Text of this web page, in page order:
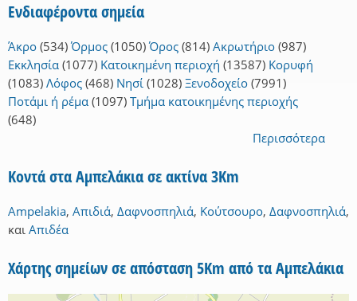
Ενδιαφέροντα σημεία
Άκρο (534) Όρμος (1050) Όρος (814) Ακρωτήριο (987)
Εκκλησία (1077) Κατοικημένη περιοχή (13587) Κορυφή
(1083) Λόφος (468) Νησί (1028) Ξενοδοχείο (7991)
Ποτάμι ή ρέμα (1097) Τμήμα κατοικημένης περιοχής
(648)
Περισσότερα
Κοντά στα Αμπελάκια σε ακτίνα 3Km
Ampelakia, Απιδιά, Δαφνοσπηλιά, Κούτσουρο, Δαφνοσπηλιά,
και Απιδέα
Χάρτης σημείων σε απόσταση 5Km από τα Αμπελάκια